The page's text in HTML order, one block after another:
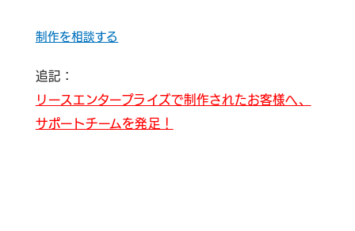
制作を相談する
追記：
リースエンタープライズで制作されたお客様へ、
サポートチームを発足！